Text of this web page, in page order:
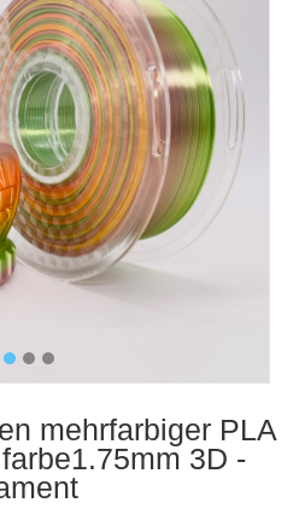
mehrfarbiger PLA
3D -